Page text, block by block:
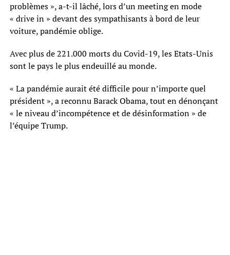
problèmes », a-t-il lâché, lors d’un meeting en mode
« drive in » devant des sympathisants à bord de leur
voiture, pandémie oblige.
Avec plus de 221.000 morts du Covid-19, les Etats-Unis
sont le pays le plus endeuillé au monde.
« La pandémie aurait été difficile pour n’importe quel
président », a reconnu Barack Obama, tout en dénonçant
« le niveau d’incompétence et de désinformation » de
l’équipe Trump.